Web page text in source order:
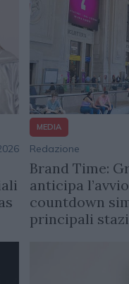
MEDIA
Redazione
Brand Time:
anticipa
countdown
principali